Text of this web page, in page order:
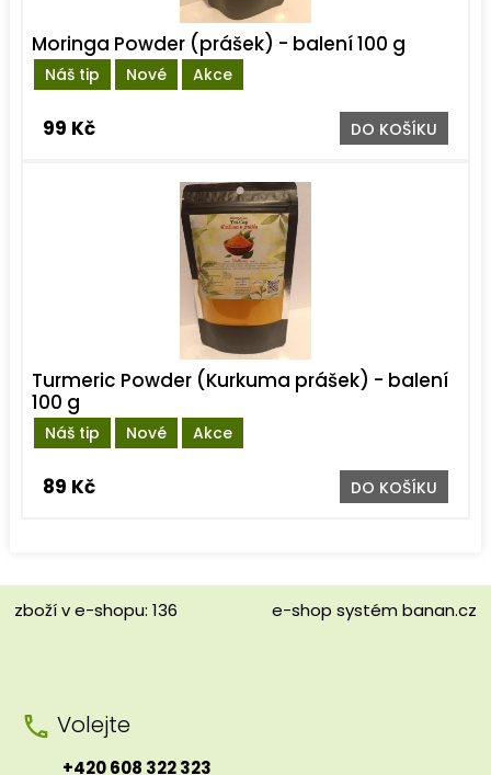
Náš tip Nové Akce
Moringa Powder (prášek) - balení 100 g
99 Kč DO KOŠÍKU
Náš tip Nové Akce
Turmeric Powder (Kurkuma prášek) - balení
100 g
89 Kč DO KOŠÍKU
zboží v e-shopu: 136 e-shop systém banan.cz
Volejte
+420 608 322 323